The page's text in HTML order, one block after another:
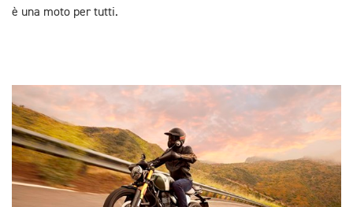
è una moto per tutti.